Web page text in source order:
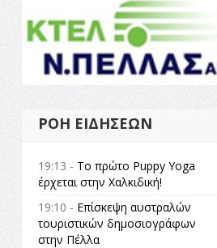
ΡΟΉ ΕΙΔΉΣΕΩΝ
19:13 - Το πρώτο Puppy Yoga
έρχεται στην Χαλκιδική!
19:10 - Επίσκεψη αυστραλών
τουριστικών δημοσιογράφων
στην Πέλλα